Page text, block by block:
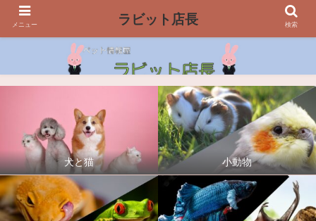
犬と猫 小動物
メニュー ラビット店長 検索